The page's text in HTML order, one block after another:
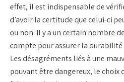
effet, il est indispensable de
d’avoir la certitude que celui-ci
ou non. Il y a un certain nombre
compte pour assurer la
Les désagréments liés à une
pouvant être dangereux, le choix